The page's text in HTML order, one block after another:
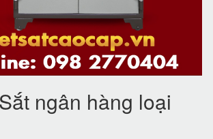
ngân hàng loại